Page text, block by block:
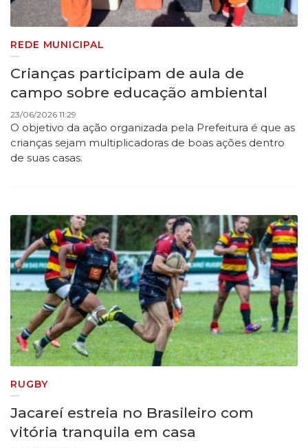
REDE MUNICIPAL
Crianças participam de aula de
campo sobre educação ambiental
23/06/2026 11:29
O objetivo da ação organizada pela Prefeitura é que as
crianças sejam multiplicadoras de boas ações dentro
de suas casas.
RUGBY
Jacareí estreia no Brasileiro com
vitória tranquila em casa